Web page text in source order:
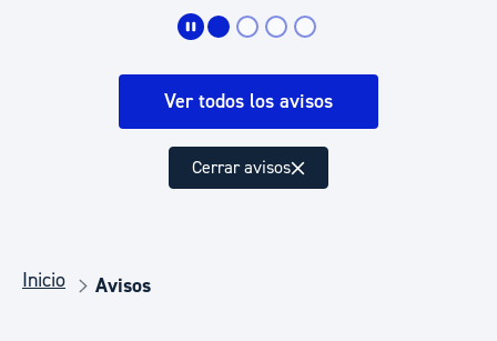
Ver todos los avisos
Cerrar avisos
Inicio Avisos